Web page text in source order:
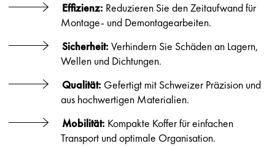
Effizienz: Reduzieren Sie den Zeitaufwand für
Montage- und Demontagearbeiten.
Sicherheit: Verhindern Sie Schäden an Lagern,
Wellen und Dichtungen.
Qualität: Gefertigt mit Schweizer Präzision und
aus hochwertigen Materialien.
Mobilität: Kompakte Koffer für einfachen
Transport und optimale Organisation.